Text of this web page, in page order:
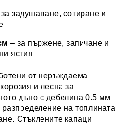
задушаване, сотиране и
– за пържене, запичане и
ястия
от неръждаема
и лесна за
дъно с дебелина 0.5 мм
на топлината
Стъклените капаци